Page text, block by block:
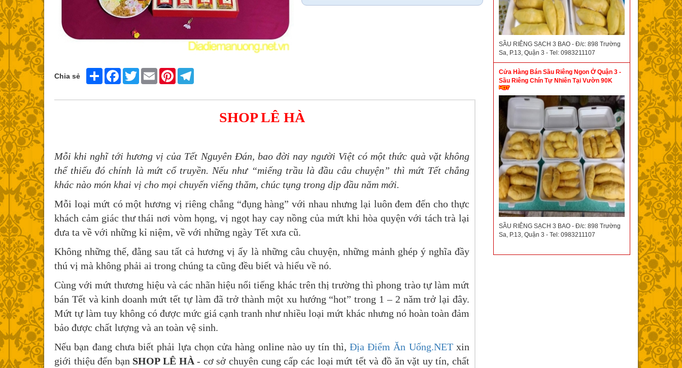
Chia sẻ Share FacebookTwitter Email Pinterest
SHOP LÊ HÀ
Mỗi khi nghĩ tới hương vị của Tết Nguyên Đán, bao đời nay người Việt có một thức quà vặt không
thể thiếu đó chính là mứt cổ truyền. Nếu như “miếng trầu là đầu câu chuyện” thì mứt Tết chẳng
khác nào món khai vị cho mọi chuyến viếng thăm, chúc tụng trong dịp đầu năm mới.
Mỗi loại mứt có một hương vị riêng chẳng “đụng hàng” với nhau nhưng lại luôn đem đến cho thực
khách cảm giác thư thái nơi vòm họng, vị ngọt hay cay nồng của mứt khi hòa quyện với tách trà lại
đưa ta về với những kỉ niệm, về với những ngày Tết xưa cũ.
Không những thế, đằng sau tất cả hương vị ấy là những câu chuyện, những mảnh ghép ý nghĩa đầy
thú vị mà không phải ai trong chúng ta cũng đều biết và hiểu về nó.
Cùng với mứt thương hiệu và các nhãn hiệu nổi tiếng khác trên thị trường thì phong trào tự làm mứt
bán Tết và kinh doanh mứt tết tự làm đã trở thành một xu hướng “hot” trong 1 – 2 năm trở lại đây.
Mứt tự làm tuy không có được mức giá cạnh tranh như nhiều loại mứt khác nhưng nó hoàn toàn đảm
bảo được chất lượng và an toàn vệ sinh.
Nếu bạn đang chưa biết phải lựa chọn cửa hàng online nào uy tín thì, Địa Điểm Ăn Uống.NETxin
giới thiệu đến bạn SHOP LÊ HÀ - cơ sở chuyên cung cấp các loại mứt tết và đồ ăn vặt uy tín, chất
SẦU RIÊNG SẠCH 3 BAO - Đ/c: 898 Trường
Sa, P.13, Quận 3 - Tel: 0983211107
Cửa Hàng Bán Sầu Riêng Ngon Ở Quận 3 -
Sầu Riêng Chín Tự Nhiên Tại Vườn 90K
SẦU RIÊNG SẠCH 3 BAO - Đ/c: 898 Trường
Sa, P.13, Quận 3 - Tel: 0983211107